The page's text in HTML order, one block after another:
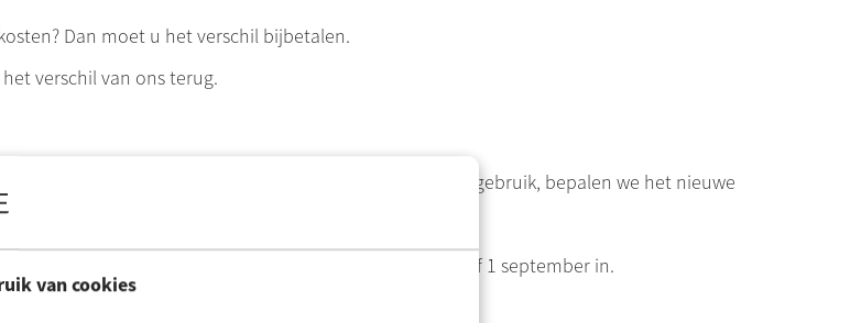
van cookies
Dan moet u het verschil bijbetalen.
verschil van ons terug.
moeten aanpassen. Aan de hand van het gemeten gebruik, bepalen we het nieuwe
gaan.
Het nieuwe voorschot servicekosten gaat vanaf 1 september in.